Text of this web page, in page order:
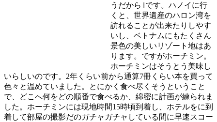
うだから｣です。ハノイに行
くと、世界遺産のハロン湾を
訪れることが出来たりしやす
いし、ベトナムにもたくさん
景色の美しいリゾート地はあ
ります。ですがホーチミン。
ホーチミンはそうとう美味し
いらしいのです。2年くらい前から通算7冊くらい本を買って
色々と温めていました。とにかく食べ尽くそうということ
で、どこへ何をどの順番で食べるか、綿密に計画が練られま
した。ホーチミンには現地時間15時頃到着し、ホテルをに到
着して部屋の撮影だのガチャガチャしている間に早速スコー